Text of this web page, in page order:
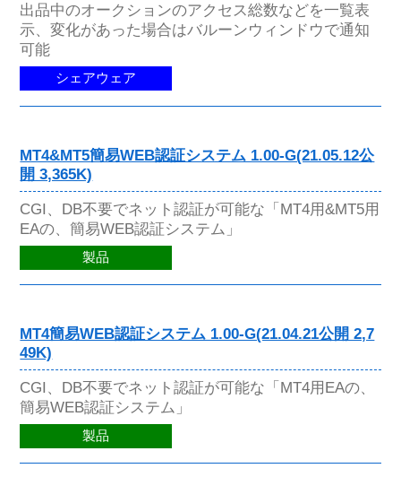
出品中のオークションのアクセス総数などを一覧表
示、変化があった場合はバルーンウィンドウで通知
可能
シェアウェア
MT4&MT5簡易WEB認証システム 1.00-G(21.05.12公
開 3,365K)
CGI、DB不要でネット認証が可能な「MT4用&MT5用
EAの、簡易WEB認証システム」
製品
MT4簡易WEB認証システム 1.00-G(21.04.21公開 2,7
49K)
CGI、DB不要でネット認証が可能な「MT4用EAの、
簡易WEB認証システム」
製品